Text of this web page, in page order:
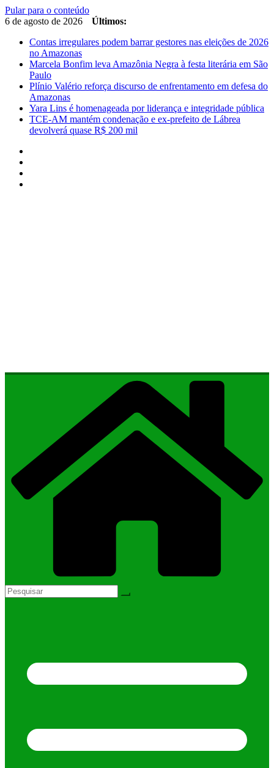
Pular para o conteúdo
6 de agosto de 2026
Últimos:
Contas irregulares podem barrar gestores nas eleições de 2026
no Amazonas
Marcela Bonfim leva Amazônia Negra à festa literária em São
Paulo
Plínio Valério reforça discurso de enfrentamento em defesa do
Amazonas
Yara Lins é homenageada por liderança e integridade pública
TCE-AM mantém condenação e ex-prefeito de Lábrea
devolverá quase R$ 200 mil